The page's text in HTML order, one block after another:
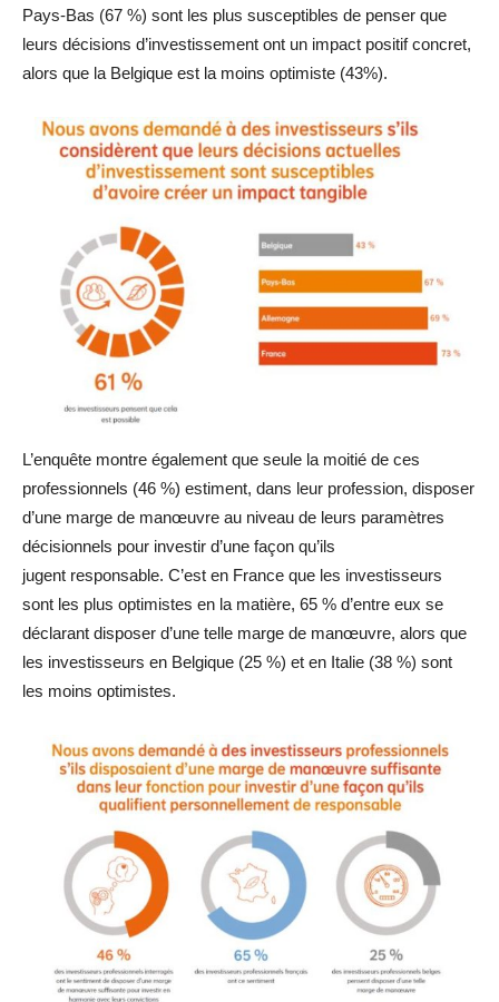
Pays-Bas (67 %) sont les plus susceptibles de penser que
leurs décisions d’investissement ont un impact positif concret,
alors que la Belgique est la moins optimiste (43%).
L’enquête montre également que seule la moitié de ces
professionnels (46 %) estiment, dans leur profession, disposer
d’une marge de manœuvre au niveau de leurs paramètres
décisionnels pour investir d’une façon qu’ils
jugent responsable. C’est en France que les investisseurs
sont les plus optimistes en la matière, 65 % d’entre eux se
déclarant disposer d’une telle marge de manœuvre, alors que
les investisseurs en Belgique (25 %) et en Italie (38 %) sont
les moins optimistes.